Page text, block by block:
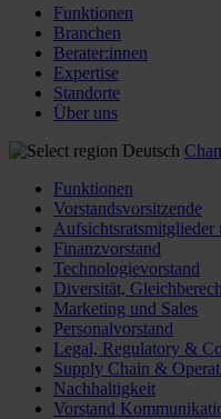
Funktionen
Branchen
Berater:innen
Expertise
Standorte
Über uns
Deutsch
Funktionen
Vorstandsvorsitzende
Aufsichtsratsmitglieder
Finanzvorstand
Technologievorstand
Diversität,
Marketing und Sales
Personalvorstand
Legal, Regulatory &
Supply Chain &
Nachhaltigkeit
Vorstand